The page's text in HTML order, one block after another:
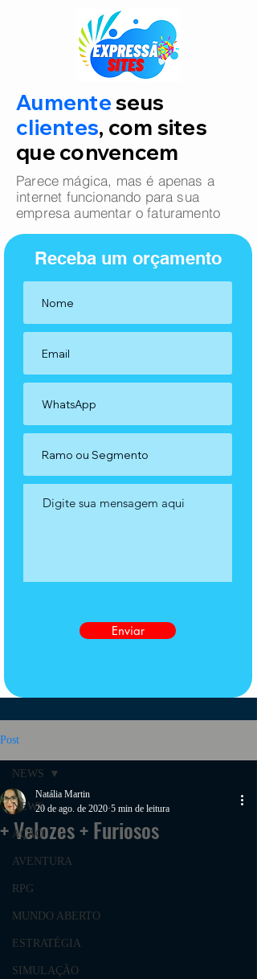
Aumenteseus
clientes, com sites
que convencem
Parece mágica, mas é apenas a
internet funcionando para sua
empresa aumentar o faturamento
Receba um orçamento
Enviar
Post
NEWS
AÇÃO
AVENTURA
RPG
MUNDO ABERTO
ESTRATÉGIA
SIMULAÇÃO
NEWS
+ Velozes + Furiosos
Natália Martin
20 de ago. de 2020 5 min de leitura